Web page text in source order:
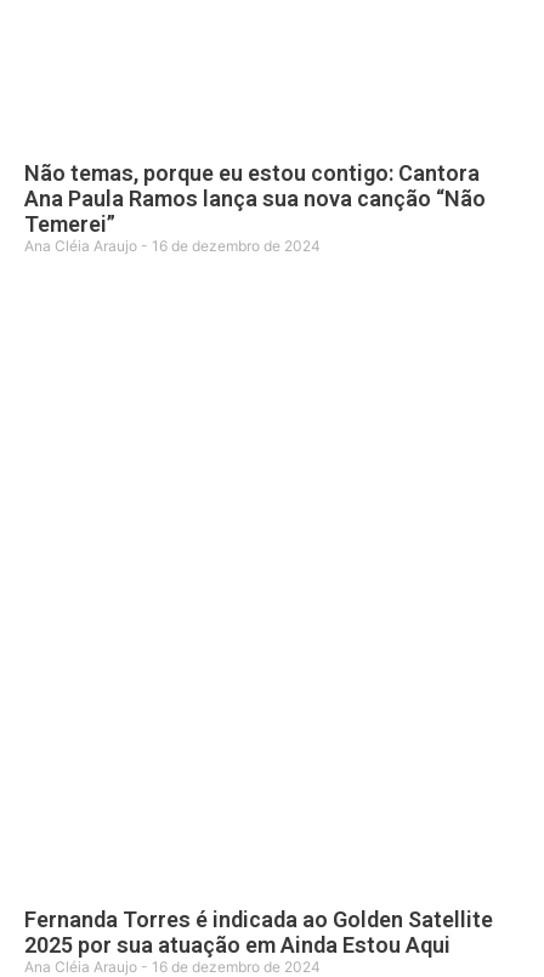
Não temas, porque eu estou contigo: Cantora
Ana Paula Ramos lança sua nova canção “Não
Temerei”
Ana Cléia Araujo 16 de dezembro de 2024
Fernanda Torres é indicada ao Golden Satellite
2025 por sua atuação em Ainda Estou Aqui
Ana Cléia Araujo 16 de dezembro de 2024